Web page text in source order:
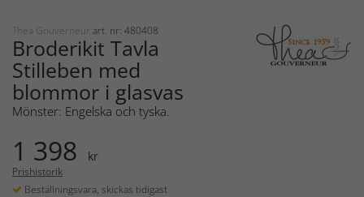
Thea Gouverneur art. nr: 480408
Broderikit Tavla
Stilleben med
blommor i glasvas
Mönster: Engelska och tyska.
1 398 kr
Prishistorik
Beställningsvara, skickas tidigast